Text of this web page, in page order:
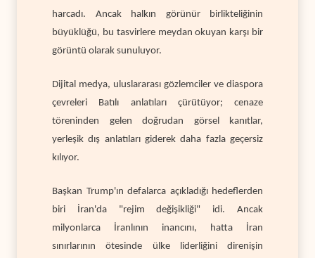
harcadı. Ancak halkın görünür birlikteliğinin
büyüklüğü, bu tasvirlere meydan okuyan karşı bir
görüntü olarak sunuluyor.
Dijital medya, uluslararası gözlemciler ve diaspora
çevreleri Batılı anlatıları çürütüyor; cenaze
töreninden gelen doğrudan görsel kanıtlar,
yerleşik dış anlatıları giderek daha fazla geçersiz
kılıyor.
Başkan Trump'ın defalarca açıkladığı hedeflerden
biri İran'da "rejim değişikliği" idi. Ancak
milyonlarca İranlının inancını, hatta İran
sınırlarının ötesinde ülke liderliğini direnişin